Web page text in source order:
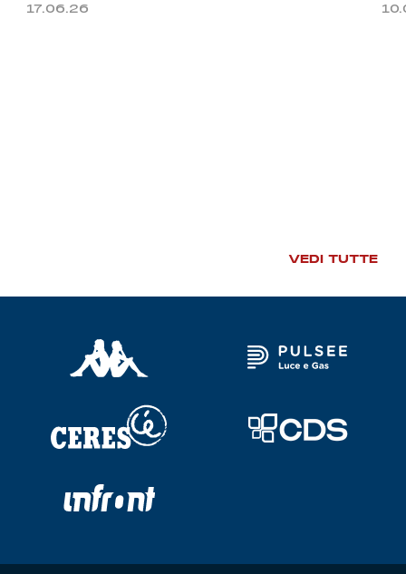
Rappresentanza
Robe di Kappa x Genoa
Vintage Collection
17.06.26
VEDI TUTTE